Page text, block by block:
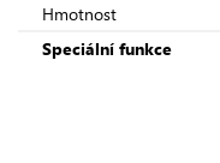
Hmotnost
Speciální funkce